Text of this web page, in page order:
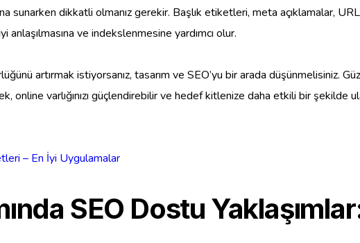
sunarken dikkatli olmanız gerekir. Başlık etiketleri, meta açıklamalar, URL
anlaşılmasına ve indekslenmesine yardımcı olur.
artırmak istiyorsanız, tasarım ve SEO’yu bir arada düşünmelisiniz.
online varlığınızı güçlendirebilir ve hedef kitlenize daha etkili bir şekilde
– En İyi Uygulamalar
SEO Dostu Yaklaşımlar: